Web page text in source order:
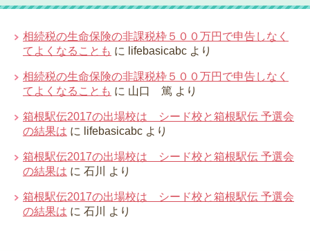
相続税の生命保険の非課税枠５００万円で申告しなく
てよくなることも に lifebasicabc より
相続税の生命保険の非課税枠５００万円で申告しなく
てよくなることも に 山口 篤 より
箱根駅伝2017の出場校は シード校と箱根駅伝 予選会
の結果は に lifebasicabc より
箱根駅伝2017の出場校は シード校と箱根駅伝 予選会
の結果は に 石川 より
箱根駅伝2017の出場校は シード校と箱根駅伝 予選会
の結果は に 石川 より